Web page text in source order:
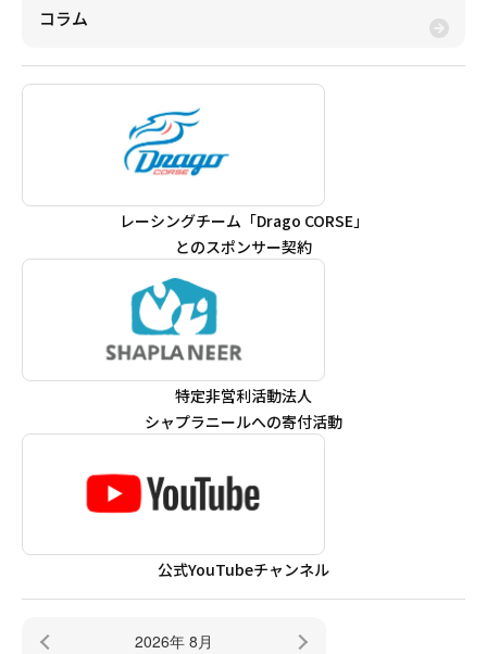
コラム
レーシングチーム「Drago CORSE」
とのスポンサー契約
特定非営利活動法人
シャプラニールへの寄付活動
公式YouTubeチャンネル
2026年 8月